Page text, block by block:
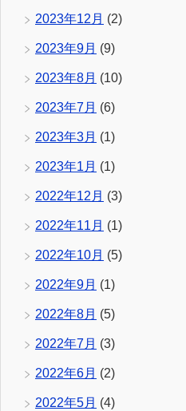
2023年12月 (2)
2023年9月 (9)
2023年8月 (10)
2023年7月 (6)
2023年3月 (1)
2023年1月 (1)
2022年12月 (3)
2022年11月 (1)
2022年10月 (5)
2022年9月 (1)
2022年8月 (5)
2022年7月 (3)
2022年6月 (2)
2022年5月 (4)